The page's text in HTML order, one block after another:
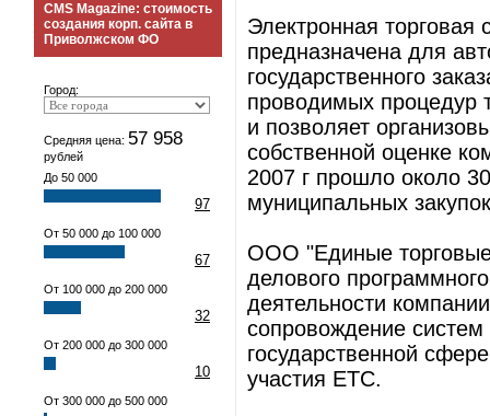
CMS Magazine: стоимость
создания корп. сайта в
Приволжском ФО
Город:
Средняя цена: 57 958
рублей
До 50 000
97
От 50 000 до 100 000
67
От 100 000 до 200 000
32
От 200 000 до 300 000
10
От 300 000 до 500 000
Электронная торговая
предназначена для
государственного
проводимых процедур
и позволяет
собственной оценке
2007 г прошло около
муниципальных
ООО "Единые торговые
делового
деятельности
сопровождение систем
государственной
участия ЕТС.